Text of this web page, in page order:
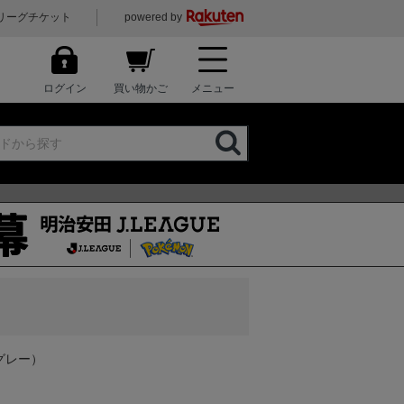
ーグチケット powered by
ログイン 買い物かご メニュー
ー）